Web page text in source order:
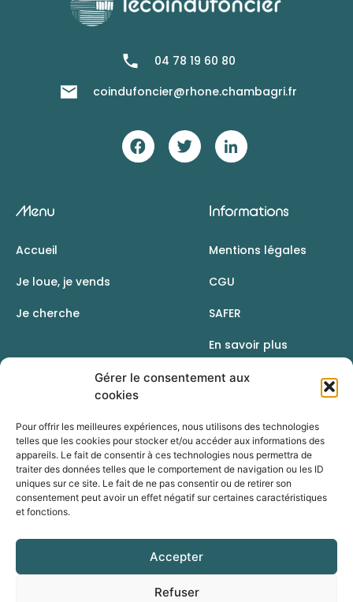
Gérer le consentement aux
cookies
Pour offrir les meilleures expériences, nous utilisons des technologies
telles que les cookies pour stocker et/ou accéder aux informations des
appareils. Le fait de consentir à ces technologies nous permettra de
traiter des données telles que le comportement de navigation ou les ID
uniques sur ce site. Le fait de ne pas consentir ou de retirer son
consentement peut avoir un effet négatif sur certaines caractéristiques
et fonctions.
Accepter
Refuser
04 78 19 60 80
coindufoncier@rhone.chambagri.fr
Menu
Accueil
Je loue, je vends
Je cherche
Informations
Mentions légales
CGU
SAFER
En savoir plus
Contact
Une initiative de la Chambre d’agriculture du Rhône